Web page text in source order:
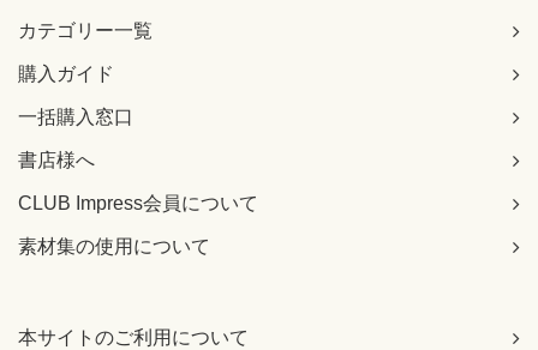
カテゴリー一覧
購入ガイド
一括購入窓口
書店様へ
CLUB Impress会員について
素材集の使用について
本サイトのご利用について